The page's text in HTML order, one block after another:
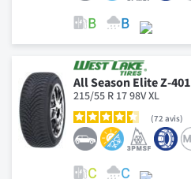
All Season Elite Z-401
215/55 R 17 98V XL
72 avis